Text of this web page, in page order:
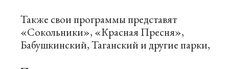
Также свои программы представят
«Сокольники», «Красная Пресня»,
Бабушкинский, Таганский и другие парки,